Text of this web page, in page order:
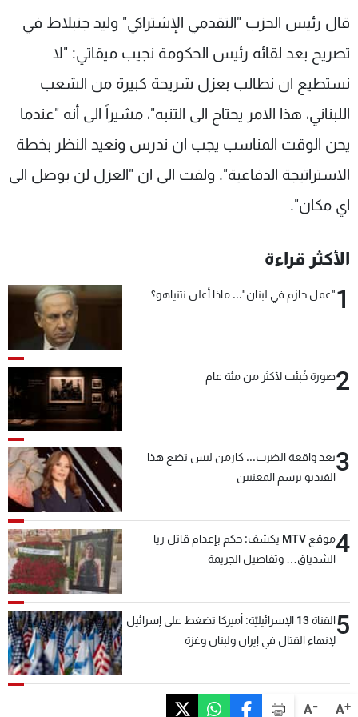
A+
A-
قال رئيس الحزب "التقدمي الإشتراكي" وليد جنبلاط في
تصريح بعد لقائه رئيس الحكومة نجيب ميقاتي: "لا
نستطيع ان نطالب بعزل شريحة كبيرة من الشعب
اللبناني، هذا الامر يحتاج الى التنبه"، مشيراً الى أنه "عندما
يحن الوقت المناسب يجب ان ندرس ونعيد النظر بخطة
الاستراتيجة الدفاعية". ولفت الى ان "العزل لن يوصل الى
اي مكان".
الأكثر قراءة
1"عمل حازم في لبنان"... ماذا أعلن نتنياهو؟
2صورة خُبئت لأكثر من مئة عام
3بعد واقعة الضرب... كارمن لبس تضع هذا
الفيديو برسم المعنيين
4
موقع MTV يكشف: حكم بإعدام قاتل ريا
الشدياق… وتفاصيل الجريمة
5
القناة 13 الإسرائيليّة: أميركا تضغط على إسرائيل
لإنهاء القتال في إيران ولبنان وغزة
شاهد البرامج
عن MTV
الإنـتـاج
لاعلاناتكم
وظائف
تواصل معنا
شروط الإسـتخدام
سياسة الخصوصية